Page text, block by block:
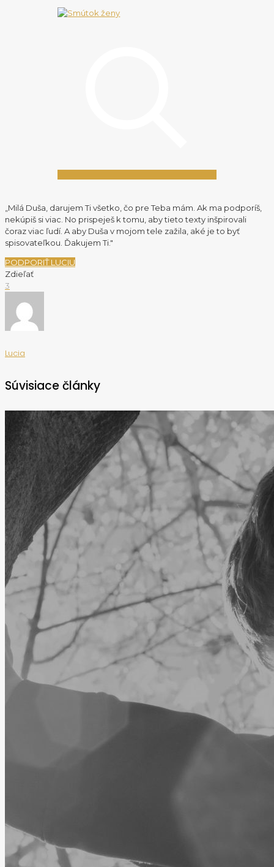
„Milá Duša, darujem Ti všetko, čo pre Teba mám. Ak ma podporíš,
nekúpiš si viac. No prispeješ k tomu, aby tieto texty inšpirovali
čoraz viac ľudí. A aby Duša v mojom tele zažila, aké je to byť
spisovateľkou. Ďakujem Ti."
PODPORIŤ LUCIU
Zdieľať
3
Lucia
Súvisiace články